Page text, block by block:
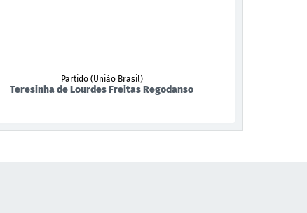
Partido (União Brasil)
Teresinha de Lourdes Freitas Regodanso